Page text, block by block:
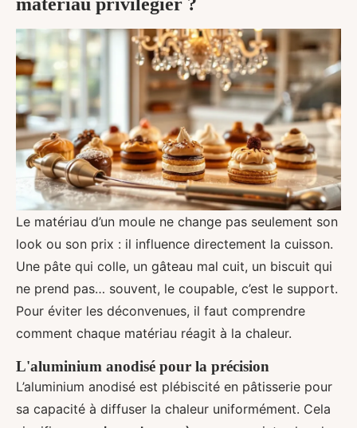
Le matériau d’un moule ne change pas seulement son
look ou son prix : il influence directement la cuisson.
Une pâte qui colle, un gâteau mal cuit, un biscuit qui
ne prend pas… souvent, le coupable, c’est le support.
Pour éviter les déconvenues, il faut comprendre
comment chaque matériau réagit à la chaleur.
L'aluminium anodisé pour la précision
L’aluminium anodisé est plébiscité en pâtisserie pour
sa capacité à diffuser la chaleur uniformément. Cela